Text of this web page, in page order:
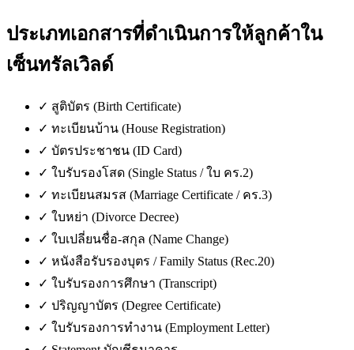
ประเภทเอกสารที่ดำเนินการให้ลูกค้าใน
เซ็นทรัลเวิลด์
✓ สูติบัตร (Birth Certificate)
✓ ทะเบียนบ้าน (House Registration)
✓ บัตรประชาชน (ID Card)
✓ ใบรับรองโสด (Single Status / ใบ คร.2)
✓ ทะเบียนสมรส (Marriage Certificate / คร.3)
✓ ใบหย่า (Divorce Decree)
✓ ใบเปลี่ยนชื่อ-สกุล (Name Change)
✓ หนังสือรับรองบุตร / Family Status (Rec.20)
✓ ใบรับรองการศึกษา (Transcript)
✓ ปริญญาบัตร (Degree Certificate)
✓ ใบรับรองการทำงาน (Employment Letter)